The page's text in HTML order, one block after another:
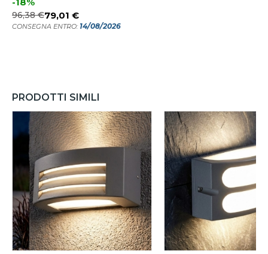
-18%
96,38 €79,01 €
CONSEGNA ENTRO: 14/08/2026
PRODOTTI SIMILI